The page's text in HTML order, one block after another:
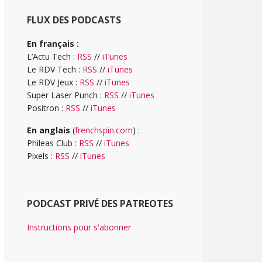
FLUX DES PODCASTS
En français :
L’Actu Tech : RSS // iTunes
Le RDV Tech : RSS // iTunes
Le RDV Jeux : RSS // iTunes
Super Laser Punch : RSS // iTunes
Positron : RSS // iTunes
En anglais (frenchspin.com) :
Phileas Club : RSS // iTunes
Pixels : RSS // iTunes
PODCAST PRIVÉ DES PATREOTES
Instructions pour s'abonner